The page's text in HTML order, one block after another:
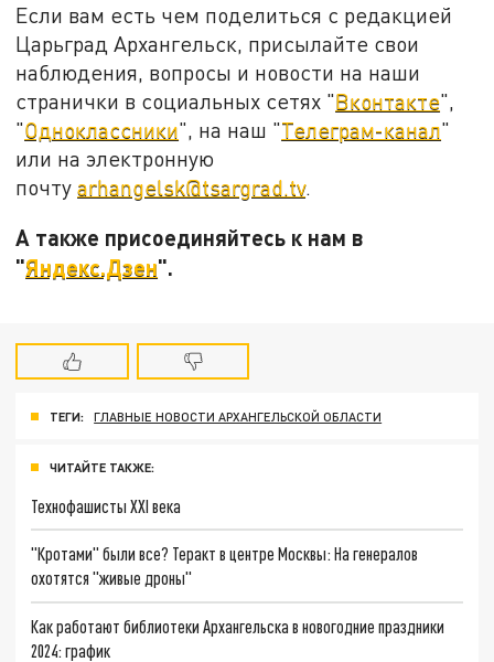
Если вам есть чем поделиться с редакцией
Царьград Архангельск, присылайте свои
наблюдения, вопросы и новости на наши
странички в социальных сетях "Вконтакте",
"Одноклассники", на наш "Телеграм-канал"
или на электронную
почтуarhangelsk@tsargrad.tv.
А также присоединяйтесь к нам в
"Яндекс.Дзен".
ТЕГИ: ГЛАВНЫЕ НОВОСТИ АРХАНГЕЛЬСКОЙ ОБЛАСТИ
ЧИТАЙТЕ ТАКЖЕ:
Технофашисты XXI века
"Кротами" были все? Теракт в центре Москвы: На генералов
охотятся "живые дроны"
Как работают библиотеки Архангельска в новогодние праздники
2024: график